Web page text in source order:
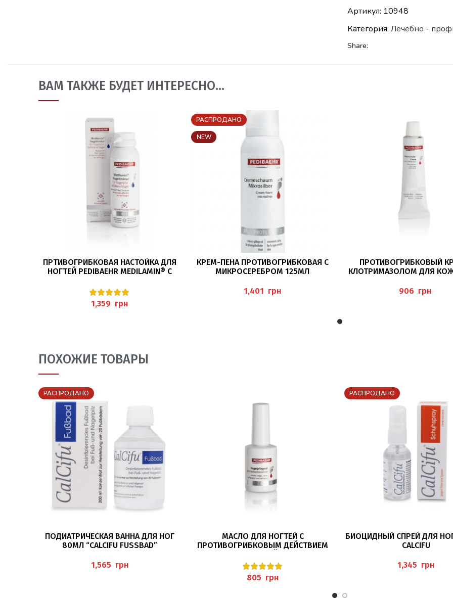
Артикул: 10948
Категория: Лечебно -
Share:
ВАМ ТАКЖЕ БУДЕТ ИНТЕРЕСНО…
В КОРЗИНУ
ПРТИВОГРИБКОВАЯ НАСТОЙКА ДЛЯ
НОГТЕЙ PEDIBAEHR MEDILAMIN® С
грн
РАСПРОДАНО
NEW
ПОДРОБНЕЕ
КРЕМ-ПЕНА ПРОТИВОГРИБКОВАЯ С
МИКРОСЕРЕБРОМ 125МЛ
PEDIBAEHR
грн
В КОРЗИНУ
ПРОТИВОГРИБКОВЫЙ
КЛОТРИМАЗОЛОМ ДЛЯ
грн
ПОХОЖИЕ ТОВАРЫ
РАСПРОДАНО
ПОДРОБНЕЕ
ПОДИАТРИЧЕСКАЯ ВАННА ДЛЯ НОГ
80МЛ “CALCIFU FUSSBAD”
грн
В КОРЗИНУ
МАСЛО ДЛЯ НОГТЕЙ С
ПРОТИВОГРИБКОВЫМ ДЕЙСТВИЕМ
грн
РАСПРОДАНО
ПОДРОБНЕЕ
БИОЦИДНЫЙ СПРЕЙ ДЛЯ
CALCIFU
грн